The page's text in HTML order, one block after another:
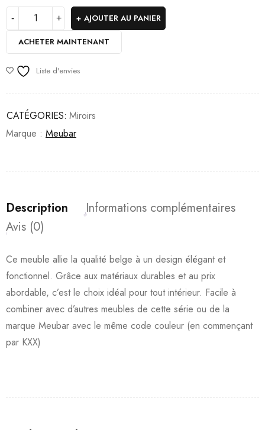
AJOUTER AU PANIER
ACHETER MAINTENANT
Liste d'envies
CATÉGORIES: Miroirs
Marque : Meubar
Description
Informations complémentaires
Avis (0)
Ce meuble allie la qualité belge à un design élégant et
fonctionnel. Grâce aux matériaux durables et au prix
abordable, c’est le choix idéal pour tout intérieur. Facile à
combiner avec d’autres meubles de cette série ou de la
marque Meubar avec le même code couleur (en commençant
par KXX)